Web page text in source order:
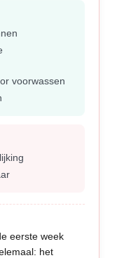
voorwassen
eerste week
het